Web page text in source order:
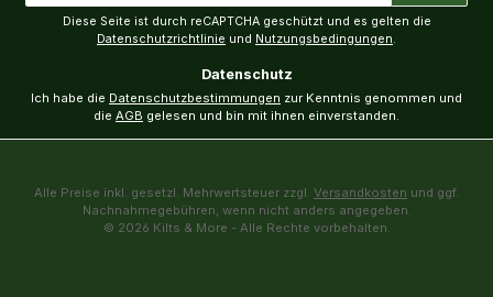
Diese Seite ist durch reCAPTCHA geschützt und es gelten die
Datenschutzrichtlinie und Nutzungsbedingungen.
Datenschutz
Ich habe die Datenschutzbestimmungen zur Kenntnis genommen und
die AGB gelesen und bin mit ihnen einverstanden.
Alle Preise inkl. gesetzl. Mehrwertsteuer zzgl. Versandkosten und ggf.
Nachnahmegebühren, wenn nicht anders angegeben.
© 2026 Kilts & More - Alle Rechte vorbehalten.